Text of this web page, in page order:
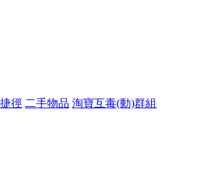
徑 二手物品 淘寶互毒(動)群組